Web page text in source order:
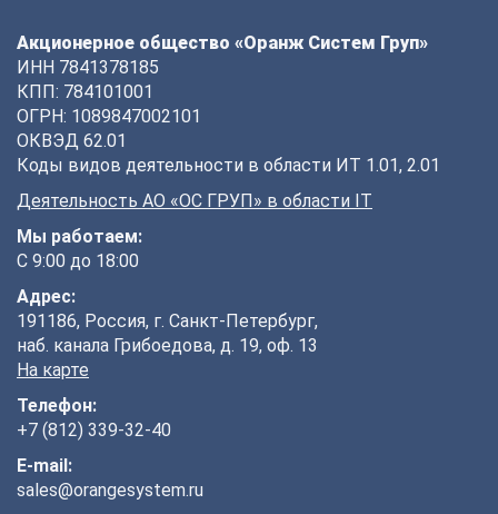
Акционерное общество «Оранж Систем Груп»
ИНН 7841378185
КПП: 784101001
ОГРН: 1089847002101
ОКВЭД 62.01
Коды видов деятельности в области ИТ 1.01, 2.01
Деятельность АО «ОС ГРУП» в области IT
Мы работаем:
С 9:00 до 18:00
Адрес:
191186, Россия, г. Санкт-Петербург,
наб. канала Грибоедова, д. 19, оф. 13
На карте
Телефон:
+7 (812) 339-32-40
E-mail:
sales@orangesystem.ru